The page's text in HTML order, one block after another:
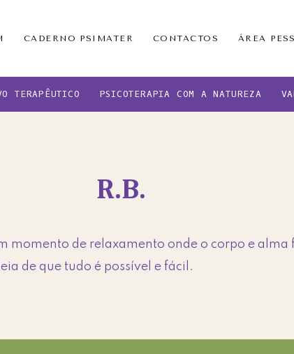
CADERNO PSIMATER CONTACTOS ÁREA
TERAPÊUTICO PSICOTERAPIA COM A NATUREZA
R.B.
momento de relaxamento onde o corpo e alma
de que tudo é possível e fácil.